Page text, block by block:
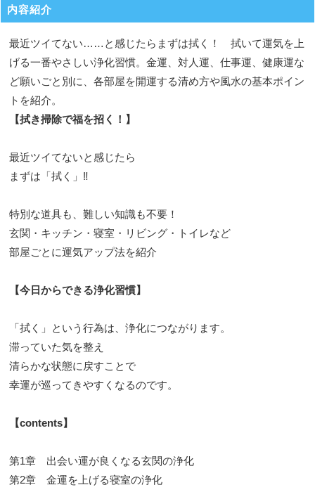
内容紹介
最近ツイてない……と感じたらまずは拭く！ 拭いて運気を上
げる一番やさしい浄化習慣。金運、対人運、仕事運、健康運な
ど願いごと別に、各部屋を開運する清め方や風水の基本ポイン
トを紹介。
【拭き掃除で福を招く！】
最近ツイてないと感じたら
まずは「拭く」‼
特別な道具も、難しい知識も不要！
玄関・キッチン・寝室・リビング・トイレなど
部屋ごとに運気アップ法を紹介
【今日からできる浄化習慣】
「拭く」という行為は、浄化につながります。
滞っていた気を整え
清らかな状態に戻すことで
幸運が巡ってきやすくなるのです。
【contents】
第1章 出会い運が良くなる玄関の浄化
第2章 金運を上げる寝室の浄化